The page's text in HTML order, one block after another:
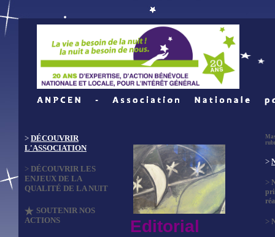
> DÉCOUVRIR
L'ASSOCIATION
> DÉCOUVRIR LES
ENJEUX DE LA
QUALITÉ DE LA NUIT
SOUTENIR NOS
ACTIONS
Editorial
>
>
>